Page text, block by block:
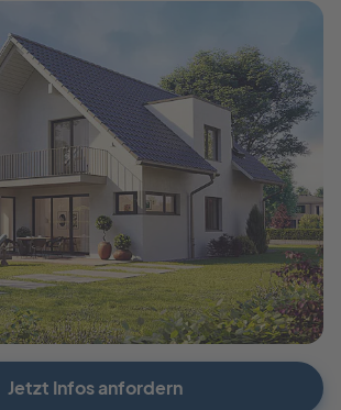
Jetzt Infos anfordern